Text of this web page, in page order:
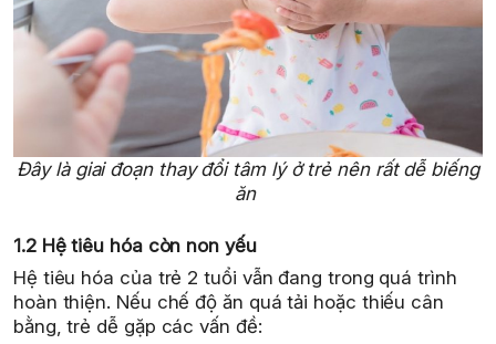
Đây là giai đoạn thay đổi tâm lý ở trẻ nên rất dễ biếng
ăn
1.2 Hệ tiêu hóa còn non yếu
Hệ tiêu hóa của trẻ 2 tuổi vẫn đang trong quá trình
hoàn thiện. Nếu chế độ ăn quá tải hoặc thiếu cân
bằng, trẻ dễ gặp các vấn đề: